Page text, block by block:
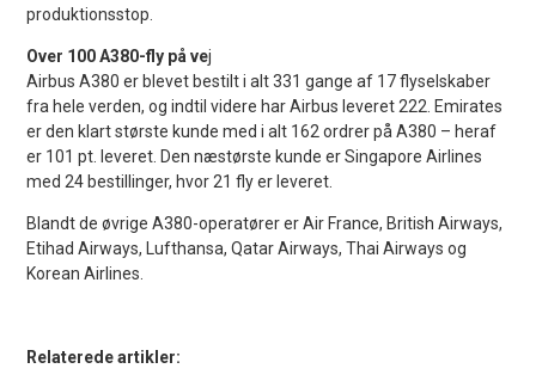
produktionsstop.
Over 100 A380-fly på vej
Airbus A380 er blevet bestilt i alt 331 gange af 17 flyselskaber
fra hele verden, og indtil videre har Airbus leveret 222. Emirates
er den klart største kunde med i alt 162 ordrer på A380 – heraf
er 101 pt. leveret. Den næstørste kunde er Singapore Airlines
med 24 bestillinger, hvor 21 fly er leveret.
Blandt de øvrige A380-operatører er Air France, British Airways,
Etihad Airways, Lufthansa, Qatar Airways, Thai Airways og
Korean Airlines.
Relaterede artikler: